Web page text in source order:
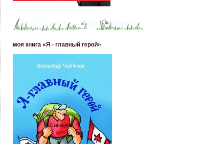
моя книга «Я - главный герой»